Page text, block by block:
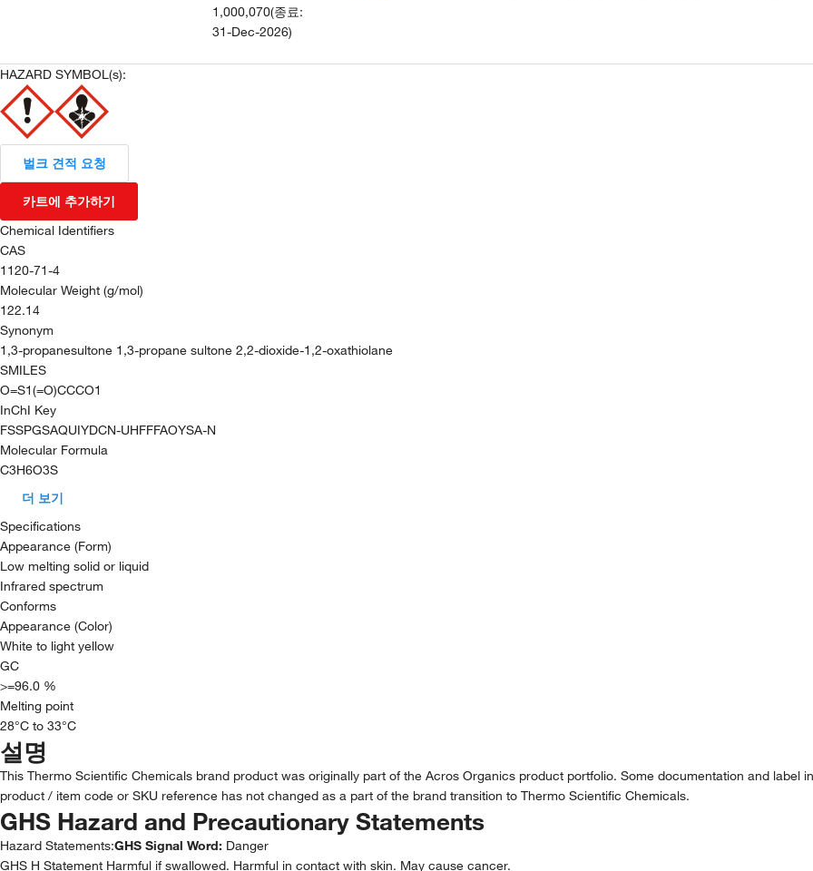
1,000,070(종료:
31-Dec-2026)
HAZARD SYMBOL(s):
벌크 견적 요청
카트에 추가하기
Chemical Identifiers
CAS
1120-71-4
Molecular Weight (g/mol)
122.14
Synonym
1,3-propanesultone 1,3-propane sultone 2,2-dioxide-1,2-oxathiolane
SMILES
O=S1(=O)CCCO1
InChI Key
FSSPGSAQUIYDCN-UHFFFAOYSA-N
Molecular Formula
C3H6O3S
더 보기
Specifications
Appearance (Form)
Low melting solid or liquid
Infrared spectrum
Conforms
Appearance (Color)
White to light yellow
GC
>=96.0 %
Melting point
28°C to 33°C
설명
This Thermo Scientific Chemicals brand product was originally part of the Acros Organics product portfolio. Some documentation and label
product / item code or SKU reference has not changed as a part of the brand transition to Thermo Scientific Chemicals.
GHS Hazard and Precautionary Statements
Hazard Statements:GHS Signal Word: Danger
GHS H Statement Harmful if swallowed. Harmful in contact with skin. May cause cancer.